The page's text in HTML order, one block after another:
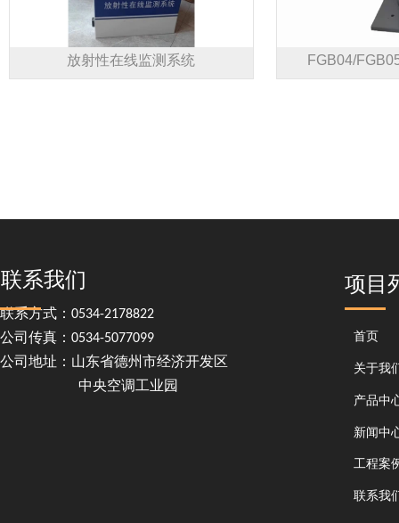
联系方式：0534-2178822
公司传真：0534-5077099
公司地址：山东省德州市经济开发区
中央空调工业园
项目
首页
关于我
产品中
新闻中
工程案
联系我
联系我们
放射性在线监测系统 FGB04/